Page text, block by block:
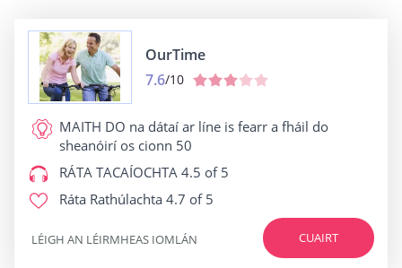
OurTime
7.6/10
MAITH DO na dátaí ar líne is fearr a fháil do
sheanóirí os cionn 50
RÁTA TACAÍOCHTA 4.5 of 5
Ráta Rathúlachta 4.7 of 5
CUAIRT
LÉIGH AN LÉIRMHEAS IOMLÁN